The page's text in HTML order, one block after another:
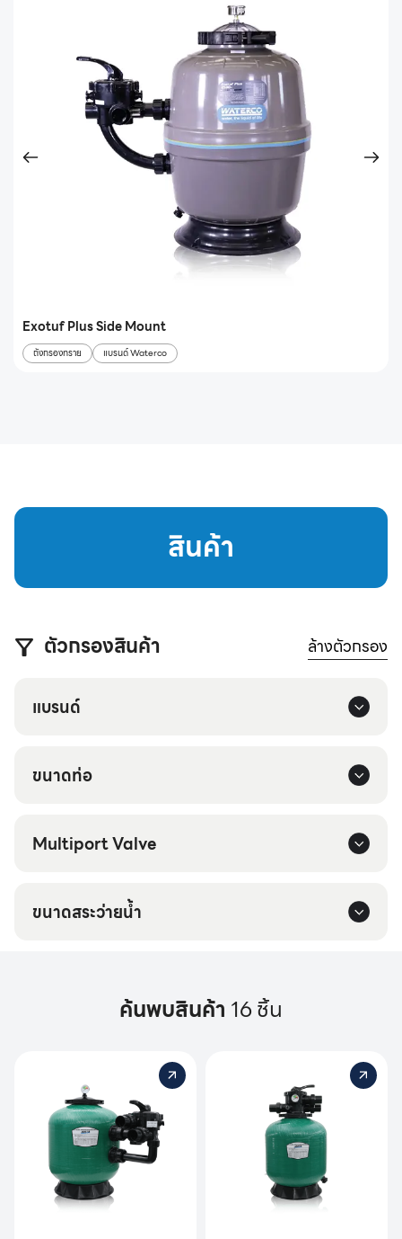
Exotuf Plus Side Mount
ถังกรองทราย แบรนด์ Waterco
สินค้า
ตัวกรองสินค้า ล้างตัวกรอง
แบรนด์
ขนาดท่อ
Multiport Valve
ขนาดสระว่ายน้ำ
ค้นพบสินค้า 16 ชิ้น